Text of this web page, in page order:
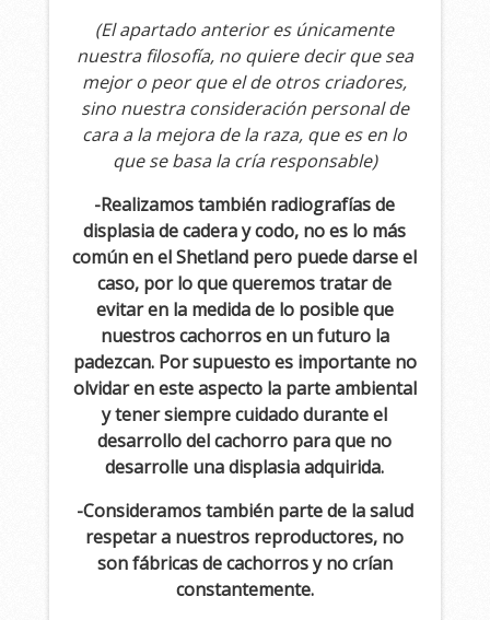
(El apartado anterior es únicamente
nuestra filosofía, no quiere decir que sea
mejor o peor que el de otros criadores,
sino nuestra consideración personal de
cara a la mejora de la raza, que es en lo
que se basa la cría responsable)
-Realizamos también radiografías de
displasia de cadera y codo, no es lo más
común en el Shetland pero puede darse el
caso, por lo que queremos tratar de
evitar en la medida de lo posible que
nuestros cachorros en un futuro la
padezcan. Por supuesto es importante no
olvidar en este aspecto la parte ambiental
y tener siempre cuidado durante el
desarrollo del cachorro para que no
desarrolle una displasia adquirida.
-Consideramos también parte de la salud
respetar a nuestros reproductores, no
son fábricas de cachorros y no crían
constantemente.